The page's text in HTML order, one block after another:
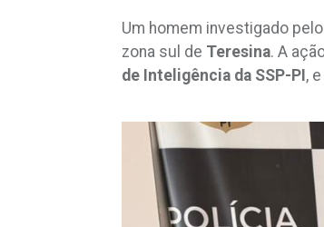
Um homem investigado
zona sul de Teresina. A
de Inteligência da SSP-PI,